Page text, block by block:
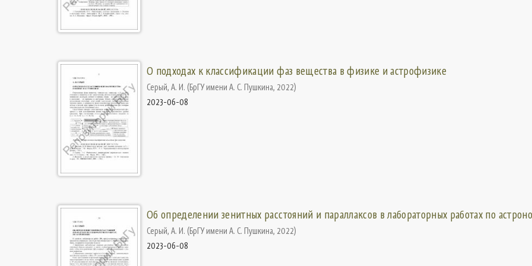
О подходах к классификации фаз вещества в физике и астрофизике
Серый, А. И. (БрГУ имени А. С. Пушкина, 2022)
2023-06-08
Об определении зенитных расстояний и параллаксов в лабораторных работах по
Серый, А. И. (БрГУ имени А. С. Пушкина, 2022)
2023-06-08